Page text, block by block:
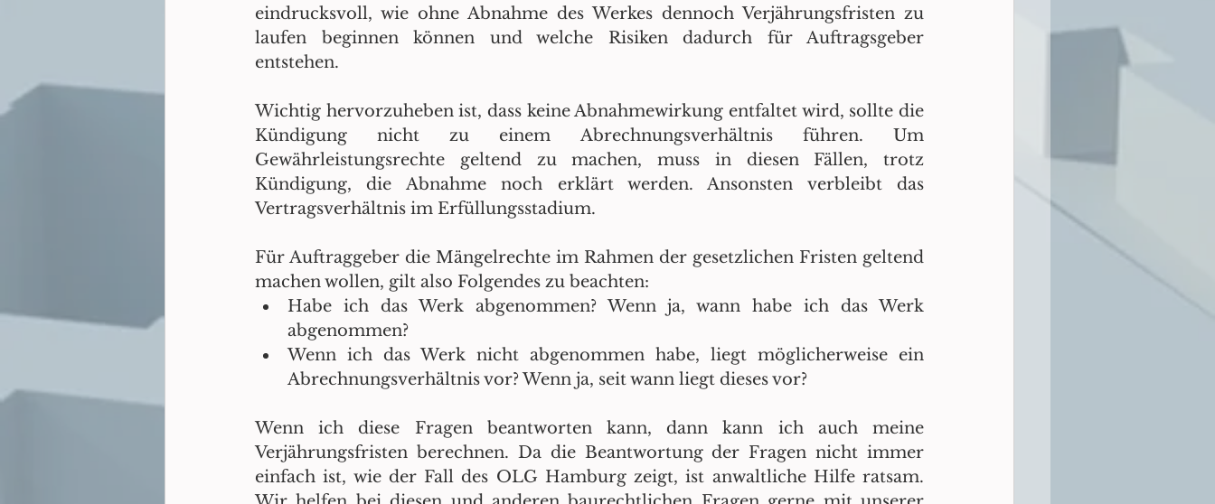
eindrucksvoll, wie ohne Abnahme des Werkes dennoch Verjährungsfristen zu
laufen beginnen können und welche Risiken dadurch für Auftragsgeber
entstehen.
Wichtig hervorzuheben ist, dass keine Abnahmewirkung entfaltet wird, sollte die
Kündigung nicht zu einem Abrechnungsverhältnis führen. Um
Gewährleistungsrechte geltend zu machen, muss in diesen Fällen, trotz
Kündigung, die Abnahme noch erklärt werden. Ansonsten verbleibt das
Vertragsverhältnis im Erfüllungsstadium.
Für Auftraggeber die Mängelrechte im Rahmen der gesetzlichen Fristen geltend
machen wollen, gilt also Folgendes zu beachten:
Habe ich das Werk abgenommen? Wenn ja, wann habe ich das Werk
abgenommen?
Wenn ich das Werk nicht abgenommen habe, liegt möglicherweise ein
Abrechnungsverhältnis vor? Wenn ja, seit wann liegt dieses vor?
Wenn ich diese Fragen beantworten kann, dann kann ich auch meine
Verjährungsfristen berechnen. Da die Beantwortung der Fragen nicht immer
einfach ist, wie der Fall des OLG Hamburg zeigt, ist anwaltliche Hilfe ratsam.